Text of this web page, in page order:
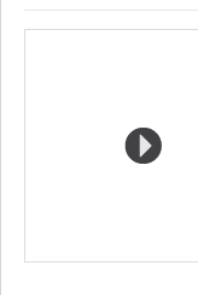
Page CV Wiki
Media